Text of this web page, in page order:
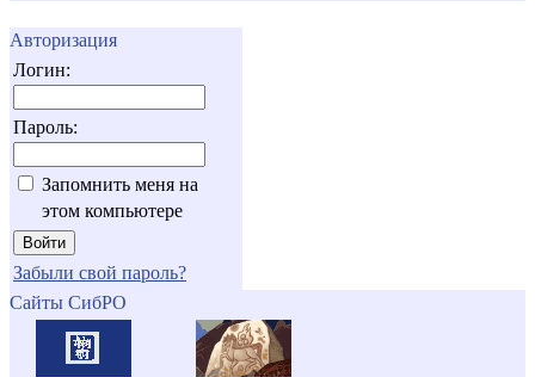
Авторизация
Логин:
Пароль:
Запомнить меня на
этом компьютере
Забыли свой пароль?
Сайты СибРО